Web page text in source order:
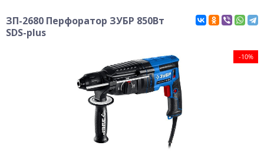
ЗП-2680 Перфоратор ЗУБР 850Вт
SDS-plus
-10%